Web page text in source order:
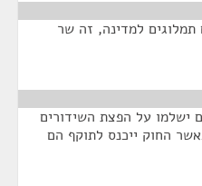
למדינה, זה שר
ישלמו על הפצת השידורים
החוק ייכנס לתוקף הם